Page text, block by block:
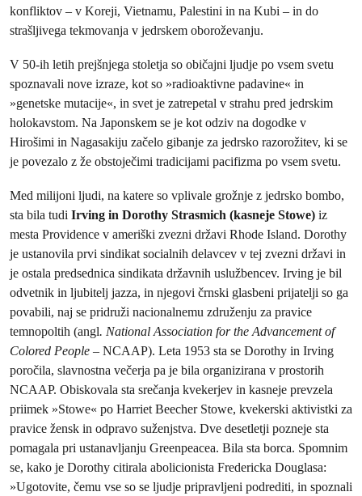
konfliktov – v Koreji, Vietnamu, Palestini in na Kubi – in do
strašljivega tekmovanja v jedrskem oboroževanju.
V 50‑ih letih prejšnjega stoletja so običajni ljudje po vsem svetu
spoznavali nove izraze, kot so »radioaktivne padavine« in
»genetske mutacije«, in svet je zatrepetal v strahu pred jedrskim
holokavstom. Na Japonskem se je kot odziv na dogodke v
Hirošimi in Nagasakiju začelo gibanje za jedrsko razorožitev, ki se
je povezalo z že obstoječimi tradicijami pacifizma po vsem svetu.
Med milijoni ljudi, na katere so vplivale grožnje z jedrsko bombo,
sta bila tudi Irving in Dorothy Strasmich (kasneje Stowe) iz
mesta Providence v ameriški zvezni državi Rhode Island. Dorothy
je ustanovila prvi sindikat socialnih delavcev v tej zvezni državi in
je ostala predsednica sindikata državnih uslužbencev. Irving je bil
odvetnik in ljubitelj jazza, in njegovi črnski glasbeni prijatelji so ga
povabili, naj se pridruži nacionalnemu združenju za pravice
temnopoltih (angl. National Association for the Advancement of
Colored People – NCAAP). Leta 1953 sta se Dorothy in Irving
poročila, slavnostna večerja pa je bila organizirana v prostorih
NCAAP. Obiskovala sta srečanja kvekerjev in kasneje prevzela
priimek »Stowe« po Harriet Beecher Stowe, kvekerski aktivistki za
pravice žensk in odpravo suženjstva. Dve desetletji pozneje sta
pomagala pri ustanavljanju Greenpeacea. Bila sta borca. Spomnim
se, kako je Dorothy citirala abolicionista Fredericka Douglasa:
»Ugotovite, čemu vse so se ljudje pripravljeni podrediti, in spoznali